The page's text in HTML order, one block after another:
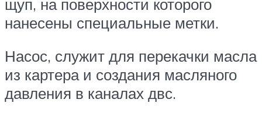
щуп, на поверхности которого
нанесены специальные метки.
Насос, служит для перекачки масла
из картера и создания масляного
давления в каналах двс.